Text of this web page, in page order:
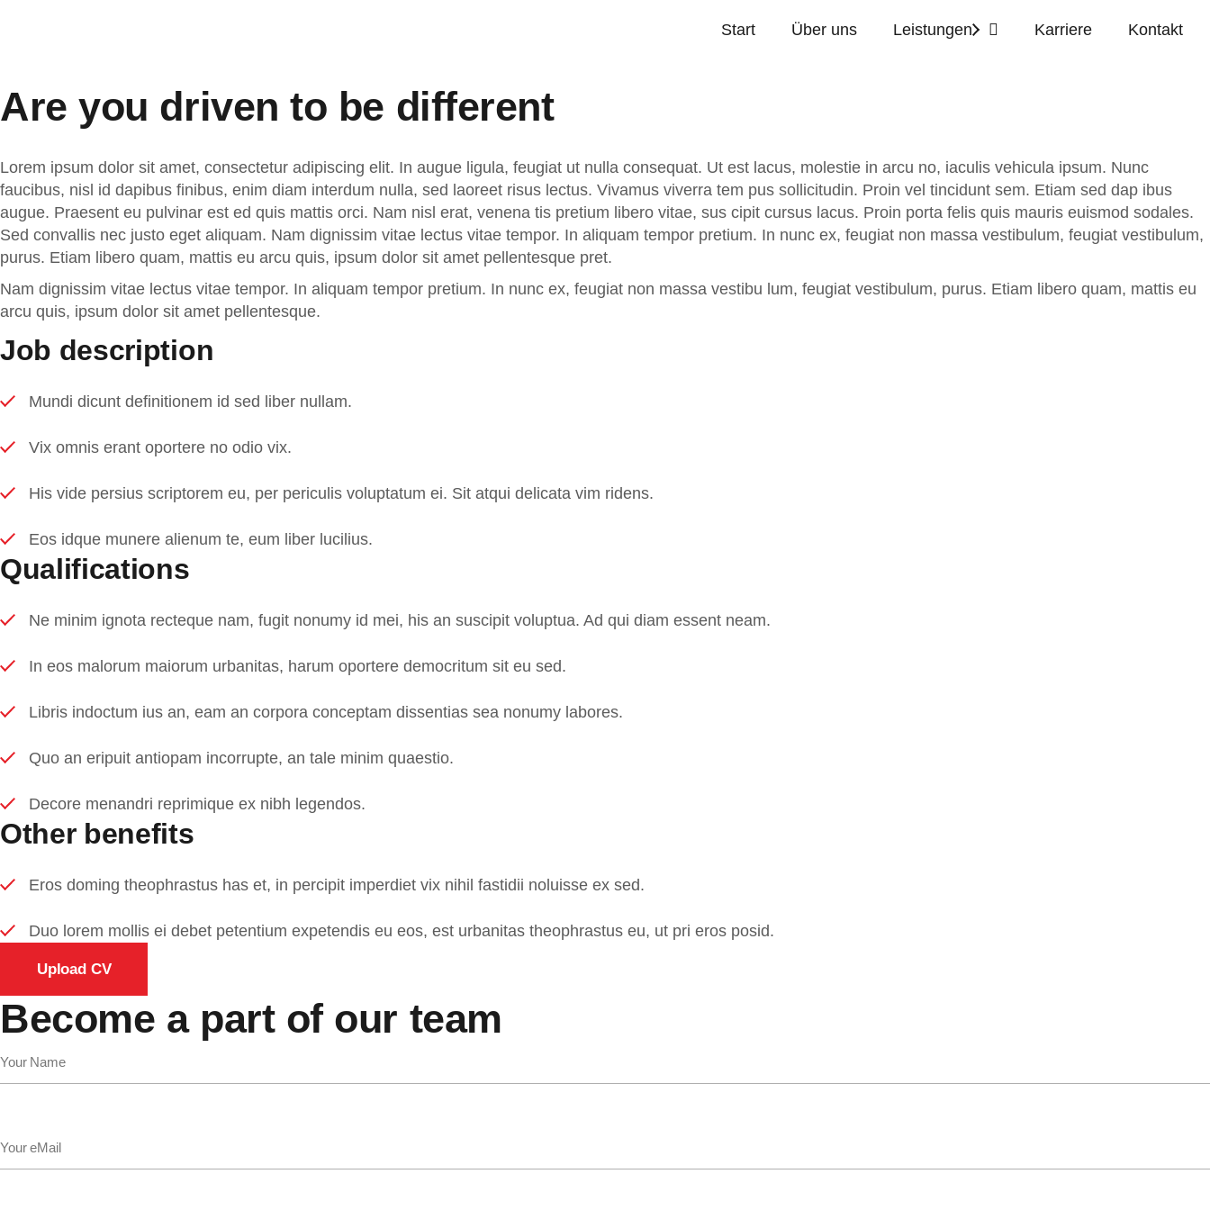
Start Über uns Leistungen Karriere Kontakt
Are you driven to be different
Lorem ipsum dolor sit amet, consectetur adipiscing elit. In augue ligula, feugiat ut nulla consequat. Ut est lacus, molestie in arcu no, iaculis vehicula ipsum. Nunc
faucibus, nisl id dapibus finibus, enim diam interdum nulla, sed laoreet risus lectus. Vivamus viverra tem pus sollicitudin. Proin vel tincidunt sem. Etiam sed dap ibus
augue. Praesent eu pulvinar est ed quis mattis orci. Nam nisl erat, venena tis pretium libero vitae, sus cipit cursus lacus. Proin porta felis quis mauris euismod sodales.
Sed convallis nec justo eget aliquam. Nam dignissim vitae lectus vitae tempor. In aliquam tempor pretium. In nunc ex, feugiat non massa vestibulum, feugiat vestibulum,
purus. Etiam libero quam, mattis eu arcu quis, ipsum dolor sit amet pellentesque pret.
Nam dignissim vitae lectus vitae tempor. In aliquam tempor pretium. In nunc ex, feugiat non massa vestibu lum, feugiat vestibulum, purus. Etiam libero quam, mattis eu
arcu quis, ipsum dolor sit amet pellentesque.
Job description
Mundi dicunt definitionem id sed liber nullam.
Vix omnis erant oportere no odio vix.
His vide persius scriptorem eu, per periculis voluptatum ei. Sit atqui delicata vim ridens.
Eos idque munere alienum te, eum liber lucilius.
Qualifications
Ne minim ignota recteque nam, fugit nonumy id mei, his an suscipit voluptua. Ad qui diam essent neam.
In eos malorum maiorum urbanitas, harum oportere democritum sit eu sed.
Libris indoctum ius an, eam an corpora conceptam dissentias sea nonumy labores.
Quo an eripuit antiopam incorrupte, an tale minim quaestio.
Decore menandri reprimique ex nibh legendos.
Other benefits
Eros doming theophrastus has et, in percipit imperdiet vix nihil fastidii noluisse ex sed.
Duo lorem mollis ei debet petentium expetendis eu eos, est urbanitas theophrastus eu, ut pri eros posid.
Upload CV
Become a part of our team
Your Name
Your eMail